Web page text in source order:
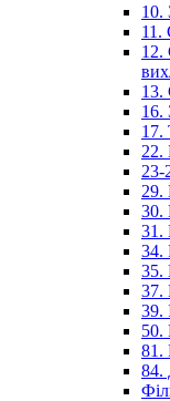
10.
11.
12.
13.
16.
17.
22.
23-
29.
30.
31.
34.
35.
37.
39.
50.
81.
84.